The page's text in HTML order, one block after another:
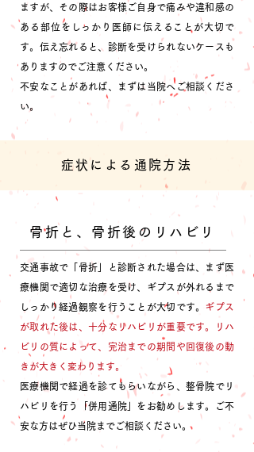
ますが、その際はお客様ご自身で痛みや違和感の
ある部位をしっかり医師に伝えることが大切で
す。伝え忘れると、診断を受けられないケースも
ありますのでご注意ください。
不安なことがあれば、まずは当院へご相談くださ
い。
症状による通院方法
骨折と、骨折後のリハビリ
交通事故で「骨折」と診断された場合は、まず医
療機関で適切な治療を受け、ギプスが外れるまで
しっかり経過観察を行うことが大切です。 ギプス
が取れた後は、十分なリハビリが重要です。リハ
ビリの質によって、完治までの期間や回復後の動
きが大きく変わります。
医療機関で経過を診てもらいながら、整骨院でリ
ハビリを行う「併用通院」をお勧めします。ご不
安な方はぜひ当院までご相談ください。